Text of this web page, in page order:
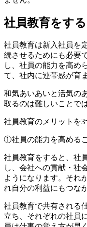
社員教育をす
社員教育は新入社員を
続させるためにも必要
し、社員の能力を高め
て、社内に連帯感が育
和気あいあいと活気の
取るのは難しいことで
社員教育のメリットを3
①社員の能力を高める
社員教育をすると、社
し、会社への貢献・社
ようになります。それ
れ自分の利益にもつな
社員教育で共有される
立ち、それぞれの社員